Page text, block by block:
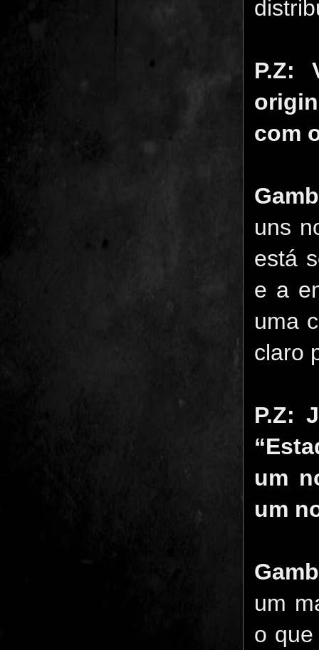
P.Z:
com
uns
está
e a
uma
claro
P.Z:
um
um
um
o